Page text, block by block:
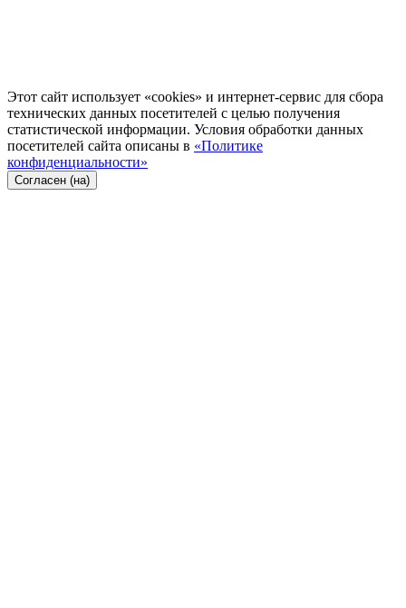
Этот сайт использует «cookies» и интернет-сервис для сбора
технических данных посетителей с целью получения
статистической информации. Условия обработки данных
посетителей сайта описаны в «Политике
конфиденциальности»
Согласен (на)